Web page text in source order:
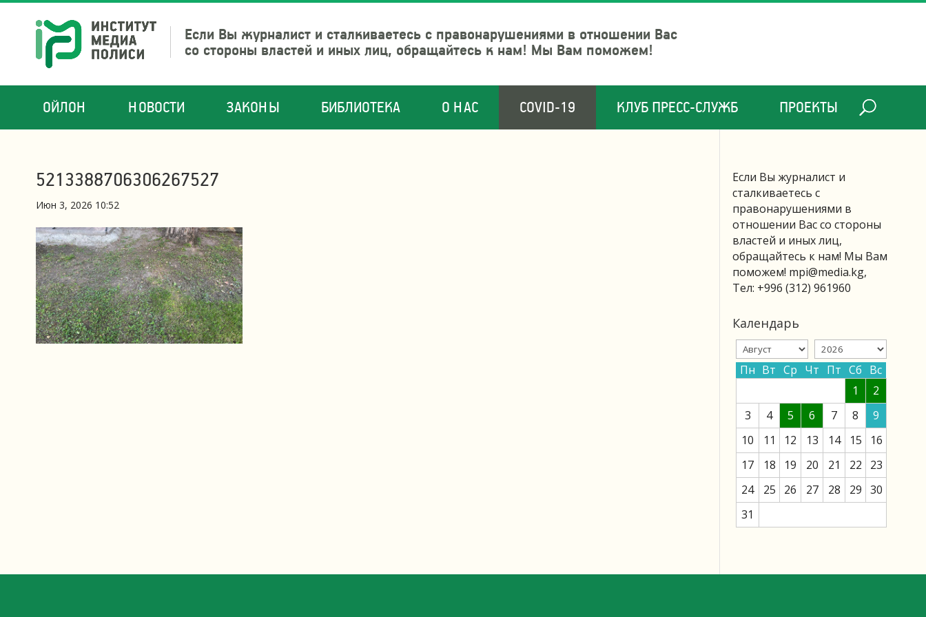
Если Вы журналист и сталкиваетесь с правонарушениями в отношении Вас
со стороны властей и иных лиц, обращайтесь к нам! Мы Вам поможем!
ОЙЛОН НОВОСТИ ЗАКОНЫ БИБЛИОТЕКА О НАС COVID-19 КЛУБ ПРЕСС-СЛУЖБ ПРОЕКТЫ
5213388706306267527
Июн 3, 2026 10:52
Если Вы журналист и
сталкиваетесь с
правонарушениями в
отношении Вас со стороны
властей и иных лиц,
обращайтесь к нам! Мы Вам
поможем! mpi@media.kg,
Тел: +996 (312) 961960
Календарь
Пн Вт Ср Чт Пт Сб Вс
1
2
3
4 5 6 7 8
9
10
11 12 13 14 15
16
17
18 19 20 21 22
23
24
25 26 27 28 29 30
31